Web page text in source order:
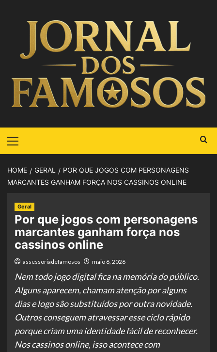
HOME GERAL
POR QUE JOGOS COM PERSONAGENS
MARCANTES GANHAM FORÇA NOS CASSINOS ONLINE
Geral
Por que jogos com personagens
marcantes ganham força nos
cassinos online
assessoriadefamosos maio 6, 2026
Nem todo jogo digital fica na memória do público.
Alguns aparecem, chamam atenção por alguns
dias e logo são substituídos por outra novidade.
Outros conseguem atravessar esse ciclo rápido
porque criam uma identidade fácil de reconhecer.
Nos cassinos online, isso acontece com